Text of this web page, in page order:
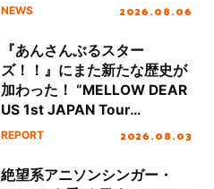
NEWS 2026.08.06
『あんさんぶるスター
ズ！！』にまた新たな歴史が
加わった！ “MELLOW DEAR
US 1st JAPAN Tour
Final「NICE to meet YOU
ート!!
REPORT 2026.08.03
絶望系アニソンシンガー・